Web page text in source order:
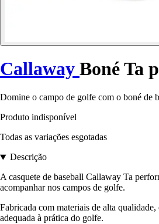
Callaway Boné Ta
Domine o campo de golfe com o boné de
Produto indisponível
Todas as variações esgotadas
Descrição
A casquete de baseball Callaway Ta
acompanhar nos campos de golfe.
Fabricada com materiais de alta
adequada à prática do golfe.